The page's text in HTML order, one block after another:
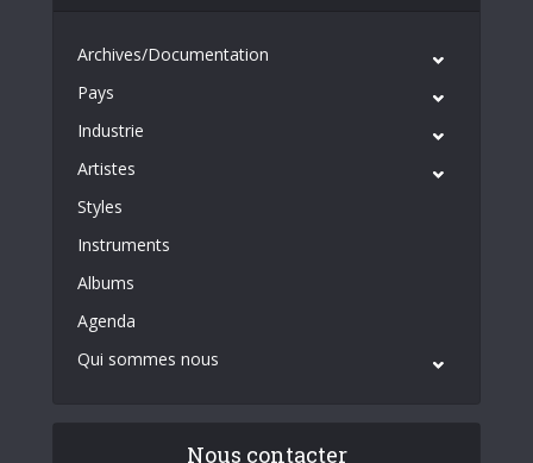
Archives/Documentation
Pays
Industrie
Artistes
Styles
Instruments
Albums
Agenda
Qui sommes nous
Nous contacter